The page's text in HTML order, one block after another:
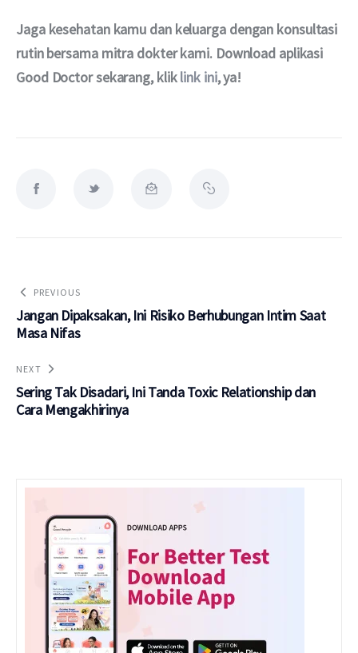
Jaga kesehatan kamu dan keluarga dengan konsultasi
rutin bersama mitra dokter kami. Download aplikasi
Good Doctor sekarang, klik link ini, ya!
PREVIOUS
Jangan Dipaksakan, Ini Risiko Berhubungan Intim Saat
Masa Nifas
NEXT
Sering Tak Disadari, Ini Tanda Toxic Relationship dan
Cara Mengakhirinya